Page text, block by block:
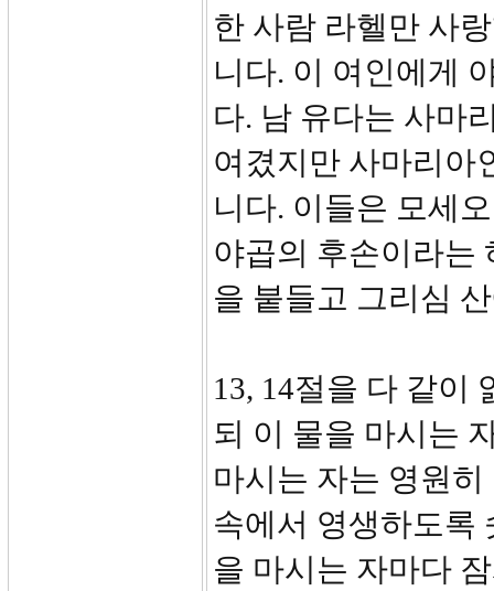
한 사람 라헬만 사
니다. 이 여인에게
다. 남 유다는 사마
여겼지만 사마리아
니다. 이들은 모세
야곱의 후손이라는
을 붙들고 그리심
13, 14절을 다 같이
되 이 물을 마시는
마시는 자는 영원
속에서 영생하도록
을 마시는 자마다